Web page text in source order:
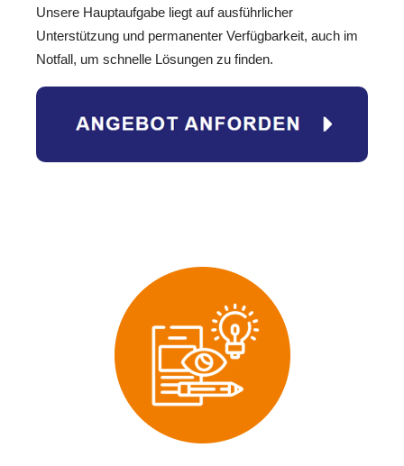
Unsere Hauptaufgabe liegt auf ausführlicher
Unterstützung und permanenter Verfügbarkeit, auch im
Notfall, um schnelle Lösungen zu finden.